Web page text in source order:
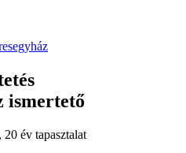
ismertető
év tapasztalat